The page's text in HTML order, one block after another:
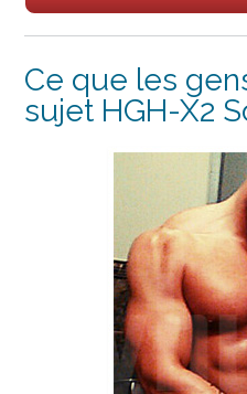
Ce que les
sujet HGH-X2